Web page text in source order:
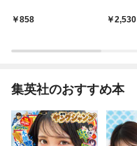
858 2,530
集英社のおすすめ本